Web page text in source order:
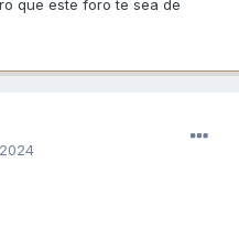
que este foro te sea de